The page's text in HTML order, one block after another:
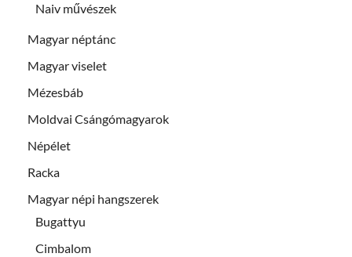
Naiv művészek
Magyar néptánc
Magyar viselet
Mézesbáb
Moldvai Csángómagyarok
Népélet
Racka
Magyar népi hangszerek
Bugattyu
Cimbalom